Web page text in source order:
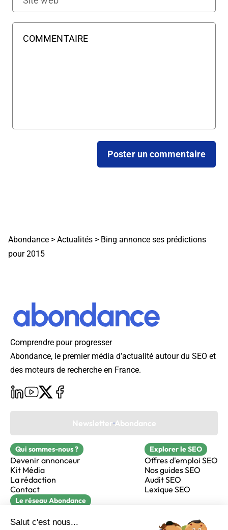
Abondance > Actualités > Bing annonce ses prédictions
pour 2015
Comprendre pour progresser
Abondance, le premier média d’actualité autour du SEO et
des moteurs de recherche en France.
Newsletter Abondance
Qui sommes-nous ?
Devenir annonceur
Kit Média
La rédaction
Contact
Explorer le SEO
Offres d'emploi SEO
Nos guides SEO
Audit SEO
Lexique SEO
Le réseau Abondance
Réacteur